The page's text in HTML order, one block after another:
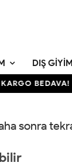
DIŞ GIYIM
BEDAVA!
sonra